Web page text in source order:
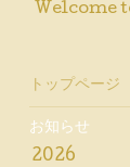
Welcome
トップページ
お知らせ
2026